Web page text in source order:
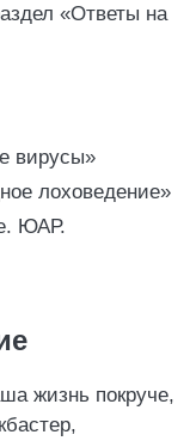
«Ответы на
вирусы»
лоховедение»
ЮАР.
жизнь покруче,